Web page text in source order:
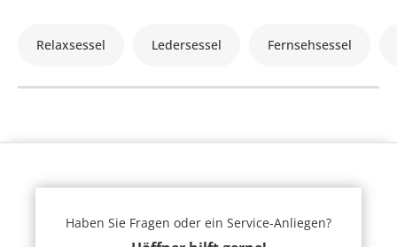
Relaxsessel Ledersessel Fernsehsessel
Haben Sie Fragen oder ein Service-Anliegen?